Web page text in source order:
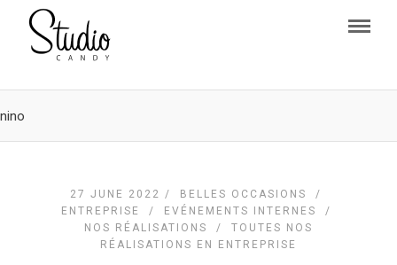
nino
27 JUNE 2022 / BELLES OCCASIONS
/
ENTREPRISE
/ EVÉNEMENTS INTERNES
/
NOS RÉALISATIONS
/ TOUTES NOS
RÉALISATIONS EN ENTREPRISE